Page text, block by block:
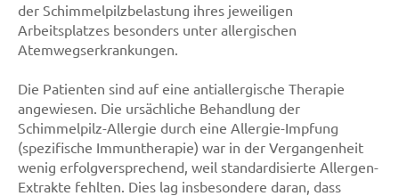
der Schimmelpilzbelastung ihres jeweiligen
Arbeitsplatzes besonders unter allergischen
Atemwegserkrankungen.
Die Patienten sind auf eine antiallergische Therapie
angewiesen. Die ursächliche Behandlung der
Schimmelpilz-Allergie durch eine Allergie-Impfung
(spezifische Immuntherapie) war in der Vergangenheit
wenig erfolgversprechend, weil standardisierte Allergen-
Extrakte fehlten. Dies lag insbesondere daran, dass